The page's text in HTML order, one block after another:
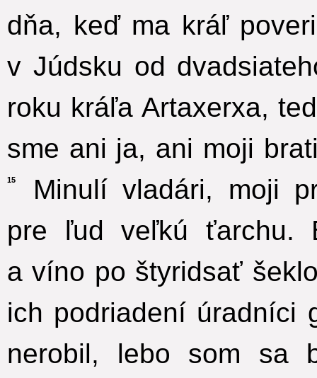
dňa, keď ma kráľ
v Júdsku od
roku kráľa Artaxerxa,
sme ani ja, ani moji
15
Minulí vladári, moji
pre ľud veľkú ťarchu.
a víno po štyridsať
ich podriadení úradníci
nerobil, lebo som sa